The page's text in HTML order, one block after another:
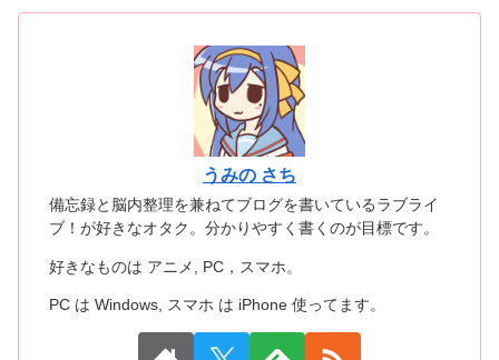
うみの さち
備忘録と脳内整理を兼ねてブログを書いているラブライ
ブ！が好きなオタク。分かりやすく書くのが目標です。
好きなものは アニメ, PC，スマホ。
PC は Windows, スマホ は iPhone 使ってます。